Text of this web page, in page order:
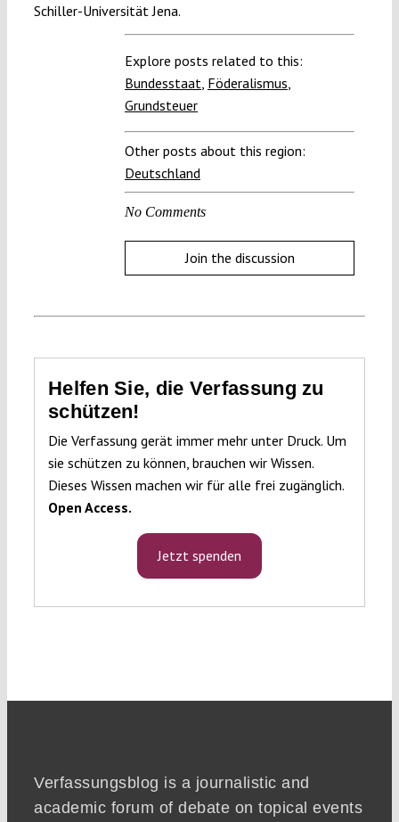
Schiller-Universität Jena.
Explore posts related to this:
Bundesstaat Föderalismus
Grundsteuer
Other posts about this region:
Deutschland
No Comments
Join the discussion
Helfen Sie, die Verfassung zu
schützen!
Die Verfassung gerät immer mehr unter Druck. Um
sie schützen zu können, brauchen wir Wissen.
Dieses Wissen machen wir für alle frei zugänglich.
Open Access.
Jetzt spenden
Verfassungsblog is a journalistic and
academic forum of debate on topical events